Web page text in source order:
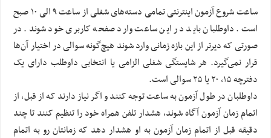
ساعت شروع آزمون اینترنتی تمامی دسته‌های شغلی از ساعت ۹ الی ۱۰ صبح
است. داوطلبان باید در این ساعت وارد صفحه کاربری خود شوند. در
صورتی که دیرتر از این بازه زمانی وارد شوند هیچ‌گونه سوالی در اختیار آن‌ها
قرار نمی‌گیرد. هر شایستگی شغلی الزامی یا انتخابی داوطلب دارای یک
دفترچه ۱۵، ۲۰ یا ۲۵ سوالی است.
داوطلبان در طول آزمون به ساعت توجه کنند و اگر نیاز دارند که از قبل، از
اتمام زمان آزمون آگاه شوند، هشدار تلفن همراه خود را تنظیم کنند تا چند
دقیقه قبل از اتمام زمان آزمون به او هشدار دهد که زمانتان رو به اتمام